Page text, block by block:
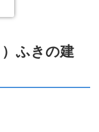
ふきの建